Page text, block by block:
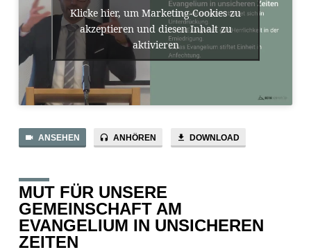
Klicke hier, um Marketing-Cookies zu
akzeptieren und diesen Inhalt zu
aktivieren
ANSEHEN ANHÖREN DOWNLOAD
MUT FÜR UNSERE
GEMEINSCHAFT AM
EVANGELIUM IN UNSICHEREN
ZEITEN